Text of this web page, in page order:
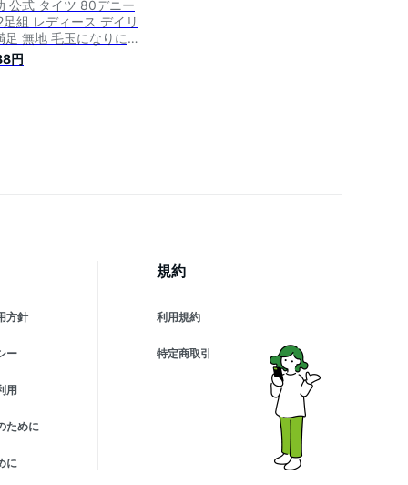
公式 タイツ 80デニー
足組 レディース デイリ
足 無地 毛玉になりにく
湿発熱加工 つま先補強
ゾッキ パンティ部ソフ
円
方針
ー
用
ために
に
規約
利用規約
特定商取引